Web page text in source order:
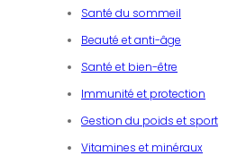
Santé du sommeil
Beauté et anti-âge
Santé et bien-être
Immunité et protection
Gestion du poids et sport
Vitamines et minéraux